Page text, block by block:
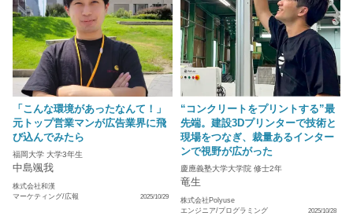
「こんな環境があったなんて！」
元トップ営業マンが広告業界に飛
び込んでみたら
福岡大学 大学3年生
中島颯我
株式会社和漢
マーケティング/広報
2025/10/29
“コンクリートをプリントする”最
先端。建設3Dプリンターで技術と
現場をつなぎ、裁量あるインター
ンで視野が広がった
慶應義塾大学大学院 修士2年
竜生
株式会社Polyuse
エンジニア/プログラミング
2025/10/28